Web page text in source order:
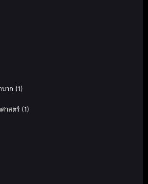
บาก (1)
าสตร์ (1)